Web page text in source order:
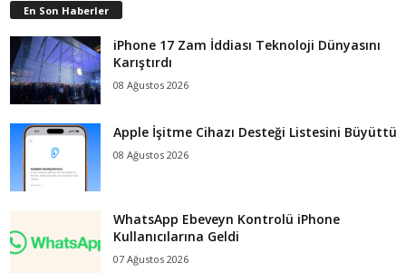
En Son Haberler
iPhone 17 Zam İddiası Teknoloji Dünyasını
Karıştırdı
08 Ağustos 2026
Apple İşitme Cihazı Desteği Listesini Büyüttü
08 Ağustos 2026
WhatsApp Ebeveyn Kontrolü iPhone
Kullanıcılarına Geldi
07 Ağustos 2026